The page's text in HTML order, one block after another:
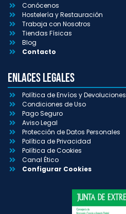
Conócenos
Hostelería y Restauración
Trabaja con Nosotros
Tiendas Físicas
Blog
Contacto
Enlaces Legales
Política de Envíos y Devoluciones
Condiciones de Uso
Pago Seguro
Aviso Legal
Protección de Datos Personales
Política de Privacidad
Política de Cookies
Canal Ético
Configurar Cookies